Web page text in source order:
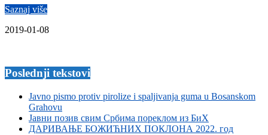
Saznaj više
2019-01-08
Poslednji tekstovi
Javno pismo protiv pirolize i spaljivanja guma u Bosanskom
Grahovu
Јавни позив свим Србима пореклом из БиХ
ДАРИВАЊЕ БОЖИЋНИХ ПОКЛОНА 2022. год